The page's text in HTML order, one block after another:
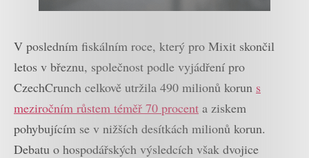
V posledním fiskálním roce, který pro Mixit skončil
letos v březnu, společnost podle vyjádření pro
CzechCrunch celkově utržila 490 milionů korun s
meziročním růstem téměř 70 procent a ziskem
pohybujícím se v nižších desítkách milionů korun.
Debatu o hospodářských výsledcích však dvojice